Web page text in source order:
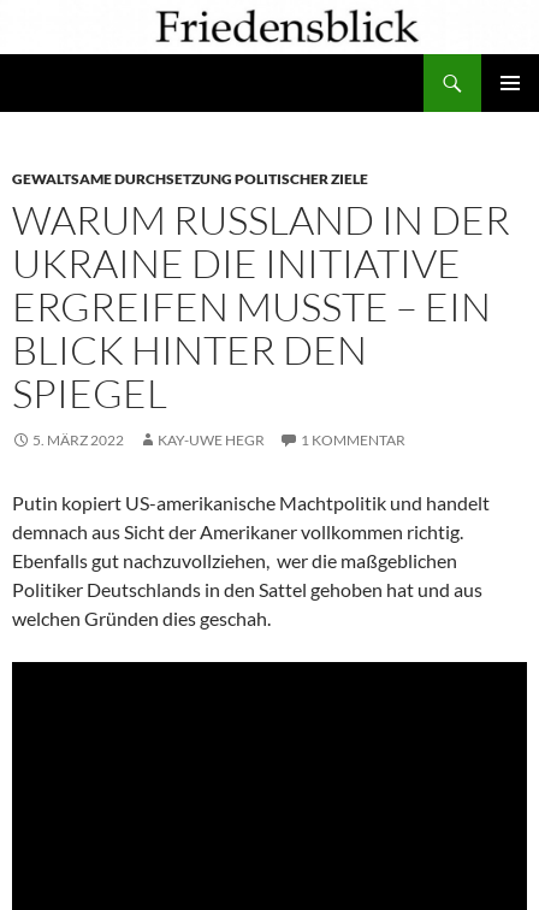
GEWALTSAME DURCHSETZUNG POLITISCHER ZIELE
WARUM RUSSLAND IN DER
UKRAINE DIE INITIATIVE
ERGREIFEN MUSSTE – EIN
BLICK HINTER DEN
SPIEGEL
5. MÄRZ 2022 KAY-UWE HEGR 1 KOMMENTAR
Putin kopiert US-amerikanische Machtpolitik und handelt
demnach aus Sicht der Amerikaner vollkommen richtig.
Ebenfalls gut nachzuvollziehen, wer die maßgeblichen
Politiker Deutschlands in den Sattel gehoben hat und aus
welchen Gründen dies geschah.